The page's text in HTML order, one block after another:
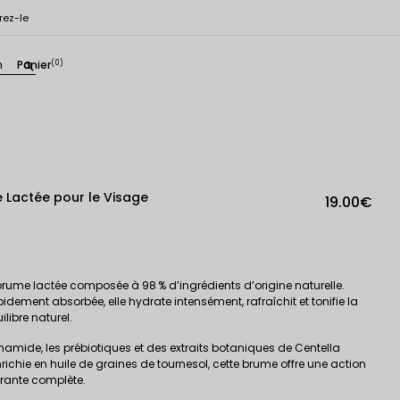
le
search
Panier(0)
Lactée pour le Visage 19.00€
lactée composée à 98 % d’ingrédients d’origine naturelle.
absorbée, elle hydrate intensément, rafraîchit et tonifie la
naturel.
les prébiotiques et des extraits botaniques de Centella
en huile de graines de tournesol, cette brume offre une action
complète.